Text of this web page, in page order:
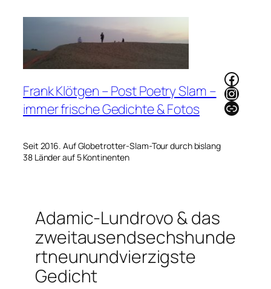
Frank Klötgen – Post Poetry Slam –
immer frische Gedichte & Fotos
Seit 2016. Auf Globetrotter-Slam-Tour durch bislang
38 Länder auf 5 Kontinenten
Link
Adamic-Lundrovo & das
zweitausendsechshunde
rtneunundvierzigste
Gedicht